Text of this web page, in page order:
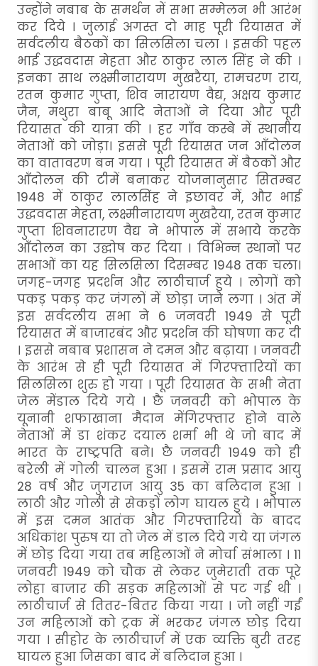
उन्होंने नबाब के समर्थन में सभा सम्मेलन भी आरंभ
कर दिये । जुलाई अगस्त दो माह पूरी रियासत में
सर्वदलीय बैठकों का सिलसिला चला । इसकी पहल
भाई उद्धवदास मेहता और ठाकुर लाल सिंह ने की ।
इनका साथ लक्ष्मीनारायण मुखरैया, रामचरण राय,
रतन कुमार गुप्ता, शिव नारायण वैद्य, अक्षय कुमार
जैन, मथुरा बाबू आदि नेताओं ने दिया और पूरी
रियासत की यात्रा की । हर गाँव कस्बे में स्थानीय
नेताओं को जोड़ा। इससे पूरी रियासत जन आँदोलन
का वातावरण बन गया । पूरी रियासत में बैठकों और
आँदोलन की टीमें बनाकर योजनानुसार सितम्बर
1948 में ठाकुर लालसिंह ने इछावर में, और भाई
उद्धवदास मेहता, लक्ष्मीनारायण मुखरैया, रतन कुमार
गुप्ता शिवनारारण वैद्य ने भोपाल में सभाये करके
आँदोलन का उद्घोष कर दिया । विभिन्न स्थानों पर
सभाओं का यह सिलसिला दिसम्बर 1948 तक चला।
जगह-जगह प्रदर्शन और लाठीचार्ज हुये । लोगों को
पकड़ पकड़ कर जंगलों में छोड़ा जाने लगा । अंत में
इस सर्वदलीय सभा ने 6 जनवरी 1949 से पूरी
रियासत में बाजारबंद और प्रदर्शन की घोषणा कर दी
। इससे नबाब प्रशासन ने दमन और बढ़ाया । जनवरी
के आरंभ से ही पूरी रियासत में गिरफ्तारियों का
सिलसिला शुरु हो गया । पूरी रियासत के सभी नेता
जेल मेंडाल दिये गये । छै जनवरी को भोपाल के
यूनानी शफाखाना मैदान मेंगिरफ्तार होने वाले
नेताओं में डा शंकर दयाल शर्मा भी थे जो बाद में
भारत के राष्ट्रपति बने। छै जनवरी 1949 को ही
बरेली में गोली चालन हुआ । इसमें राम प्रसाद आयु
28 वर्ष और जुगराज आयु 35 का बलिदान हुआ ।
लाठी और गोली से सेकड़ों लोग घायल हुये । भोपाल
में इस दमन आतंक और गिरफ्तारियों के बादद
अधिकांश पुरुष या तो जेल में डाल दिये गये या जंगल
में छोड़ दिया गया तब महिलाओं ने मोर्चा संभाला । 11
जनवरी 1949 को चौक से लेकर जुमेराती तक पूरे
लोहा बाजार की सड़क महिलाओं से पट गई थी ।
लाठीचार्ज से तितर-बितर किया गया । जो नहीं गईं
उन महिलाओं को ट्रक में भरकर जंगल छोड़ दिया
गया । सीहोर के लाठीचार्ज में एक व्यक्ति बुरी तरह
घायल हुआ जिसका बाद में बलिदान हुआ ।